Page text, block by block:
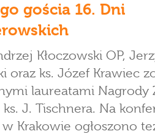
gościa 16. Dni
Kłoczowski OP,
oraz ks. Józef Krawiec
laureatami Nagrody
J. Tischnera. Na
Krakowie ogłoszono